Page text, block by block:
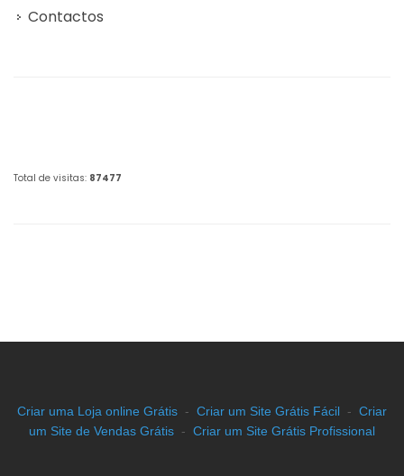
Contactos
Total de visitas: 87477
Criar uma Loja online Grátis - Criar um Site Grátis Fácil - Criar
um Site de Vendas Grátis - Criar um Site Grátis Profissional